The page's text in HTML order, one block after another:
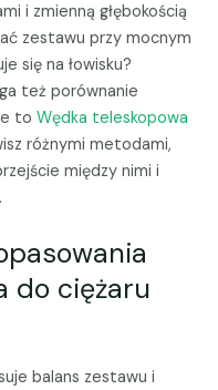
i zmienną głębokością
zestawu przy mocnym
się na łowisku?
też porównanie
toWędka teleskopowa
różnymi metodami,
między nimi i
do ciężaru
balans zestawu i